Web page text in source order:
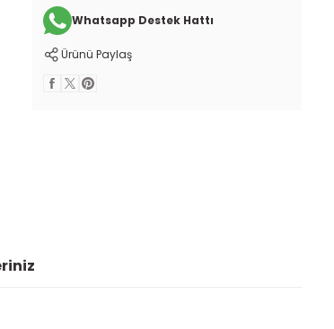
Whatsapp Destek Hattı
Ürünü Paylaş